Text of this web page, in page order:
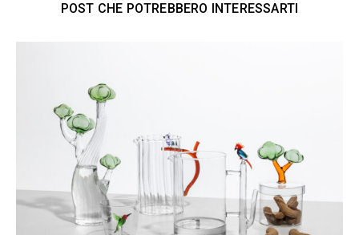
POST CHE POTREBBERO INTERESSARTI